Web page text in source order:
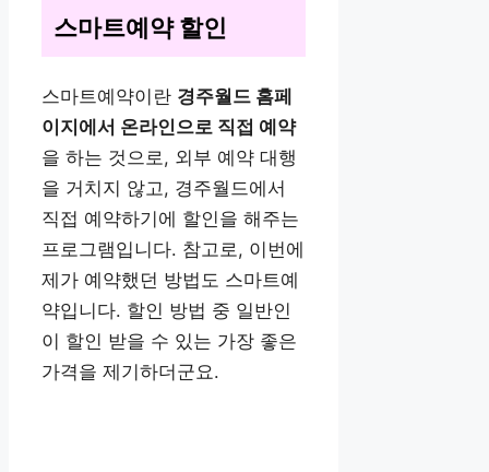
스마트예약 할인
스마트예약이란 경주월드 홈페
이지에서 온라인으로 직접 예약
을 하는 것으로, 외부 예약 대행
을 거치지 않고, 경주월드에서
직접 예약하기에 할인을 해주는
프로그램입니다. 참고로, 이번에
제가 예약했던 방법도 스마트예
약입니다. 할인 방법 중 일반인
이 할인 받을 수 있는 가장 좋은
가격을 제기하더군요.